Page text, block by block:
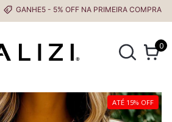
GANHE5 - 5% OFF NA PRIMEIRA COMPRA
0
ATÉ 15% OFF